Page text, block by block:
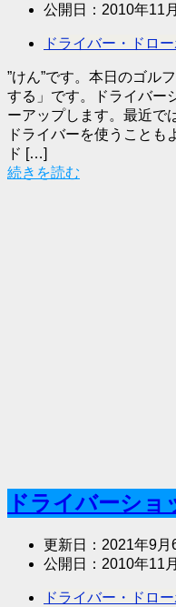
公開日： 2010年11
ドライバー・ドロ
”けん”です。本日のゴル
する」です。ドライバー
ーアップします。最近で
ドライバーを使うことも
ド […]
続きを読む
ドライバーシ
更新日： 2021年9月
公開日： 2010年11
ドライバー・ドロ